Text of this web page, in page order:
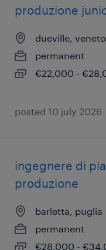
produzione
dueville, veneto
permanent
€22,000 -
posted 10 july 2026
ingegnere di
produzione
barletta, puglia
permanent
€28,000 -